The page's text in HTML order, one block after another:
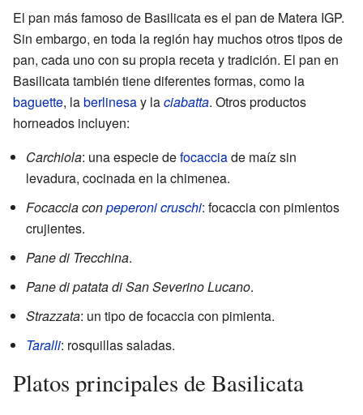
El pan más famoso de Basilicata es el pan de Matera IGP.
Sin embargo, en toda la región hay muchos otros tipos de
pan, cada uno con su propia receta y tradición. El pan en
Basilicata también tiene diferentes formas, como la
baguette, laberlinesay laciabatta. Otros productos
horneados incluyen:
Carchiola: una especie defocacciade maíz sin
levadura, cocinada en la chimenea.
Focaccia conpeperoni cruschi: focaccia con pimientos
crujientes.
Pane di Trecchina.
Pane di patata di San Severino Lucano.
Strazzata: un tipo de focaccia con pimienta.
Taralli: rosquillas saladas.
Platos principales de Basilicata